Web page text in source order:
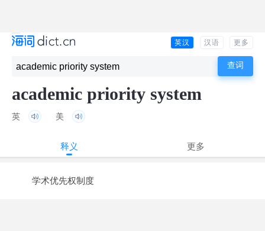
英汉 汉语 更多
academic priority system
英 美
释义 更多
学术优先权制度